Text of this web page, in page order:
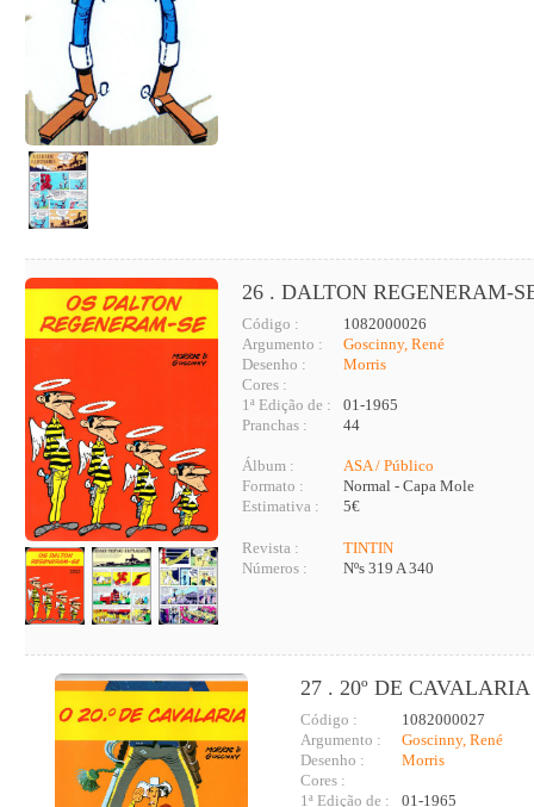
26 . DALTON REGENERAM-
Código :
1082000026
Argumento :
Goscinny, René
Desenho :
Morris
Cores :
1ª Edição de :
01-1965
Pranchas :
44
Álbum :
ASA / Público
Formato :
Normal - Capa Mole
Estimativa :
5€
Revista :
TINTIN
Números :
Nºs 319 A 340
27 . 20º DE
Código :
1082000027
Argumento :
Goscinny, René
Desenho :
Morris
Cores :
1ª Edição de :
01-1965